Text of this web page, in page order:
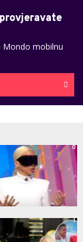
Mondo mobilnu
0
1